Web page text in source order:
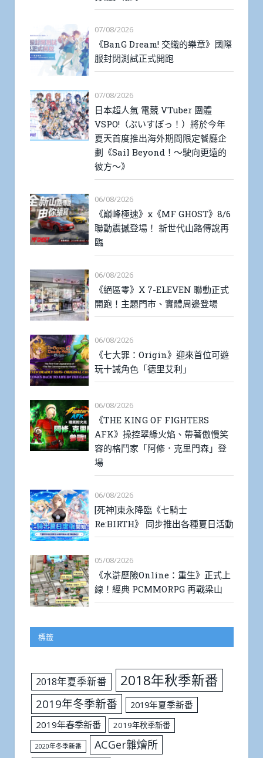
07/08/2026
《BanG Dream! 交織的樂章》國際
服封閉測試正式開跑
07/08/2026
日本超人氣 電競 VTuber 團體
VSPO!（ぶいすぽっ！）將於今年
夏天首度推出海外期間限定餐廳企
劃《Sail Beyond！～駛向更遠的
彼方～》
06/08/2026
《巔峰極速》x《MF GHOST》8/6
聯動震撼登場！ 新世代山路傳說再
臨
06/08/2026
《絕區零》X 7-ELEVEN 聯動正式
開跑！主題門市、實體周邊登場
06/08/2026
《七大罪：Origin》迎來首位可遊
玩十誡角色「德里艾利」
06/08/2026
《THE KING OF FIGHTERS
AFK》操控翠綠火焰、帶著傲慢笑
容的格鬥家「阿修．克里門森」登
場
06/08/2026
[死神]東永降臨《七騎士
Re:BIRTH》 同步推出各種夏日活動
05/08/2026
《水滸歷險Online：重生》正式上
線！經典 PCMMORPG 再戰梁山
標籤
2018年夏季新番 2018年秋季新番
2019年冬季新番
2019年夏季新番
2019年春季新番
2019年秋季新番
2020年冬季新番 ACGer雜燴所